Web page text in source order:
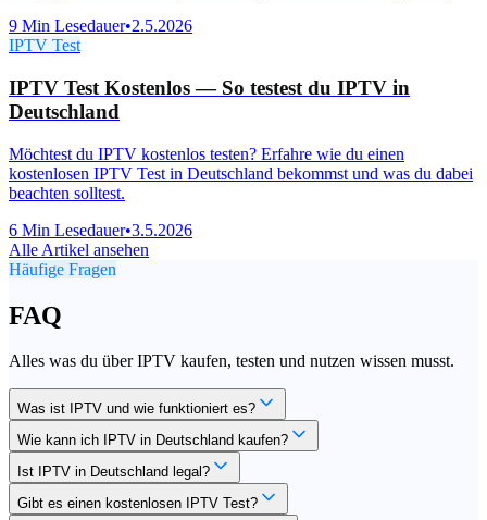
9 Min Lesedauer•2.5.2026
IPTV Test
IPTV Test Kostenlos — So testest du IPTV in
Deutschland
Möchtest du IPTV kostenlos testen? Erfahre wie du einen
kostenlosen IPTV Test in Deutschland bekommst und was du dabei
beachten solltest.
6 Min Lesedauer•3.5.2026
Alle Artikel ansehen
Häufige Fragen
FAQ
Alles was du über IPTV kaufen, testen und nutzen wissen musst.
Was ist IPTV und wie funktioniert es?
Wie kann ich IPTV in Deutschland kaufen?
Ist IPTV in Deutschland legal?
Gibt es einen kostenlosen IPTV Test?